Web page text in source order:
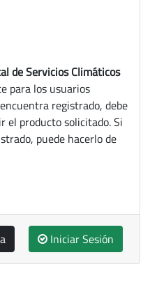
de Servicios Climáticos
para los usuarios
registrado, debe
el producto solicitado. Si
puede hacerlo de
Iniciar Sesión